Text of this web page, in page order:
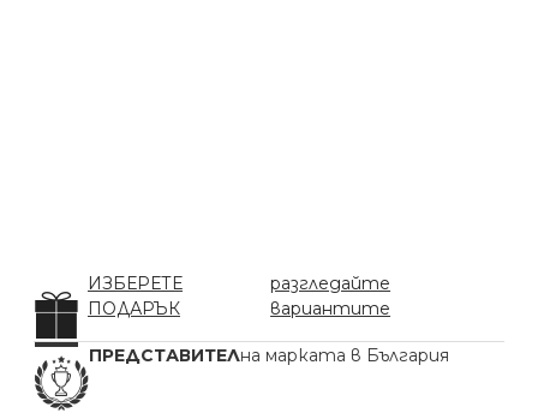
ИЗБЕРЕТЕ
ПОДАРЪК
разгледайте
вариантите
ПРЕДСТАВИТЕЛна марката в България